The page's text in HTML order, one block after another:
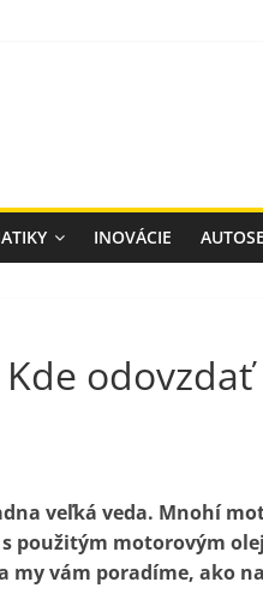
INOVÁCIE
veľká veda. Mnohí
použitým motorovým
my vám poradíme, ako